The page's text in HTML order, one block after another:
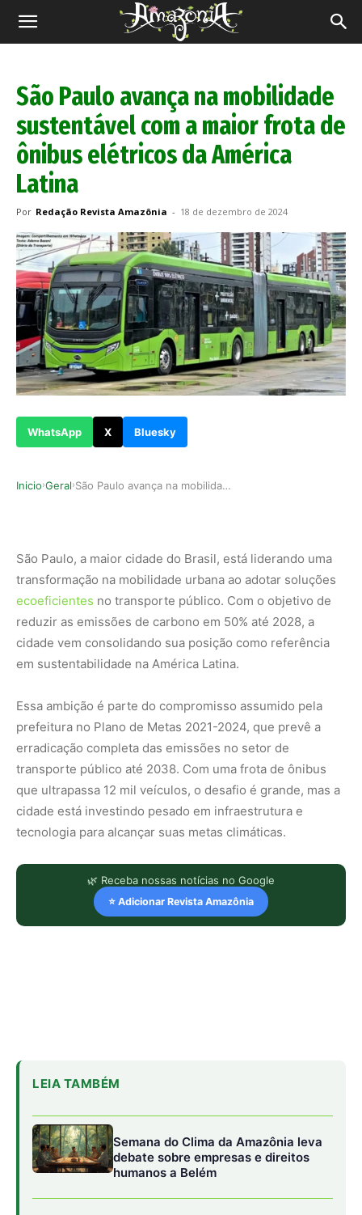
Revista
São Paulo avança na mobilidade
sustentável com a maior frota de
ônibus elétricos da América
Latina
Por Redação Revista Amazônia - 18 de dezembro de 2024
WhatsApp X Bluesky
Inicio›Geral› São Paulo avança na mobilidade sustentável com …
São Paulo, a maior cidade do Brasil, está liderando uma
transformação na mobilidade urbana ao adotar soluções
ecoeficientes no transporte público. Com o objetivo de
reduzir as emissões de carbono em 50% até 2028, a
cidade vem consolidando sua posição como referência
em sustentabilidade na América Latina.
Essa ambição é parte do compromisso assumido pela
prefeitura no Plano de Metas 2021-2024, que prevê a
erradicação completa das emissões no setor de
transporte público até 2038. Com uma frota de ônibus
que ultrapassa 12 mil veículos, o desafio é grande, mas a
cidade está investindo pesado em infraestrutura e
tecnologia para alcançar suas metas climáticas.
🌿 Receba nossas notícias no Google
⭐ Adicionar Revista Amazônia
LEIA TAMBÉM
Semana do Clima da Amazônia leva
debate sobre empresas e direitos
humanos a Belém